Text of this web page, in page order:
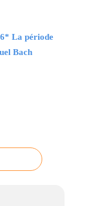
La période
Bach